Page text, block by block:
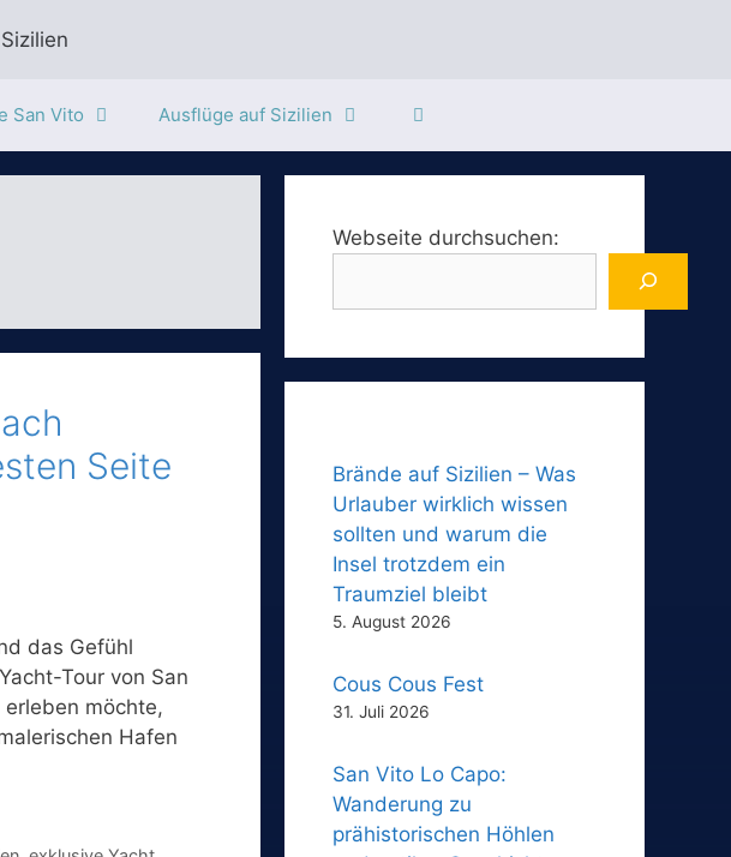
San Vito Ausflüge auf Sizilien
Seite
das Gefühl
Tour von San
möchte,
Hafen
Webseite durchsuchen:
Brände auf Sizilien – Was
Urlauber wirklich wissen
sollten und warum die
Insel trotzdem ein
Traumziel bleibt
5. August 2026
Cous Cous Fest
31. Juli 2026
San Vito Lo Capo:
Wanderung zu
prähistorischen Höhlen